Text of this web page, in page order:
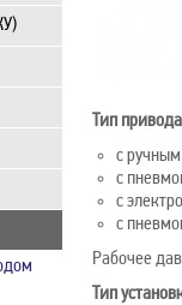
Тип привода
с
с
с
c
Рабочее
Тип